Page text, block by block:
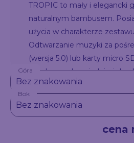
TROPIC to mały i elegancki
naturalnym bambusem.
użycia w charakterze
Odtwarzanie muzyki za
(wersja 5.0) lub karty micro
zgodny z odpowiednimi
Europejskiej oraz posiada
techniczne: moc wyjściowa:
czas ładowania: 2 godziny,
Góra
Bez znakowania
Bok
Bez znakowania
cena